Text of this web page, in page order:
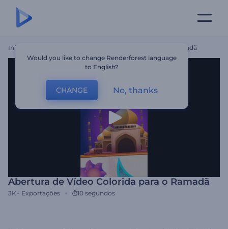
Início Abertura De Vídeo Colorida Para O Ramadã
Abertura de Vídeo Colorida para o Ramadã
3K+ Exportações 10 segundos
Would you like to change Renderforest language
to English?
CHANGE No, thanks